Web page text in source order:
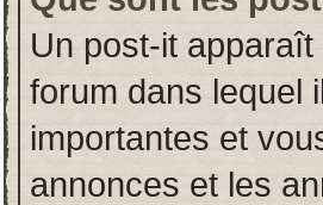
Un post-it
forum dans lequel
importantes et
annonces et les